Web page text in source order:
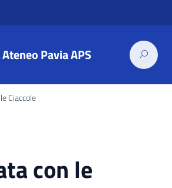
Ateneo Pavia APS
Ciaccole
con le